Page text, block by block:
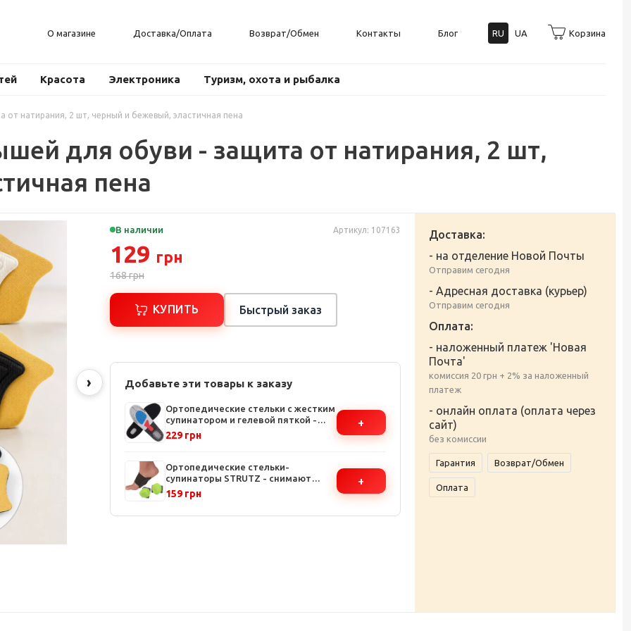
О магазине Доставка/Оплата Возврат/Обмен Контакты Блог RU UA Корзина
Красота Электроника Туризм, охота и рыбалка
натирания, 2 шт, черный и бежевый, эластичная пена
для обуви - защита от натирания, 2 шт,
пена
›
В наличии Артикул: 107163
129 грн
168грн
КУПИТЬ Быстрый заказ
Добавьте эти товары к заказу
Ортопедические стельки с жестким
супинатором и гелевой пяткой -
поддержка свода стопы,
амортизация, комфортная ходьба
229 грн
+
Ортопедические стельки-
супинаторы STRUTZ - снимают
напряжение, поддержка стопы, 2 шт
в комплекте
159 грн
+
Доставка:
- на отделение Новой Почты
Отправим сегодня
- Адресная доставка (курьер)
Отправим сегодня
Оплата:
- наложенный платеж 'Новая
Почта'
комиссия 20 грн + 2% за наложенный
платеж
- онлайн оплата (оплата через
сайт)
без комиссии
Гарантия Возврат/Обмен
Оплата